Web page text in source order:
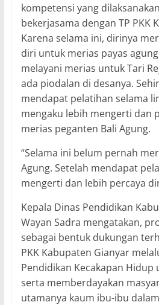
kompetensi yang
bekerjasama dengan TP PKK
Karena selama ini, dirinya
diri untuk merias payas
melayani merias untuk Tari
ada piodalan di desanya.
mendapat pelatihan selama
mengaku lebih mengerti dan
merias peganten Bali Agung.
“Selama ini belum pernah
Agung. Setelah mendapat
mengerti dan lebih percaya
Kepala Dinas Pendidikan
Wayan Sadra mengatakan,
sebagai bentuk dukungan
PKK Kabupaten Gianyar
Pendidikan Kecakapan
serta memberdayakan
utamanya kaum ibu-ibu